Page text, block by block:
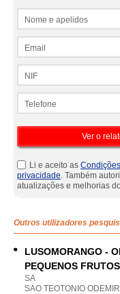
Li e aceito as
privacidade. Também
atualizações e melhorias
Outros utilizadores
LUSOMORANGO -
PEQUENOS
SA
SAO TEOTONIO